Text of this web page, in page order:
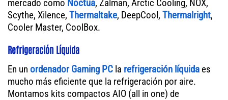
mercado como Noctua, Zalman, Arctic Cooling, NOX,
Scythe, Xilence, Thermaltake, DeepCool, Thermalright,
Cooler Master, CoolBox.
Refrigeración Líquida
En un ordenador Gaming PC la refrigeración líquida es
mucho más eficiente que la refrigeración por aire.
Montamos kits compactos AIO (all in one) de